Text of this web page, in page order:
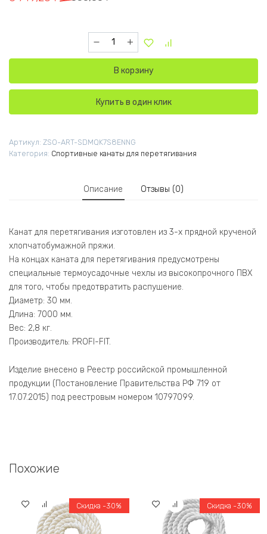
Количество товара Канат для
В корзину
Купить в один клик
Артикул: ZSO-ART-SDMQK7S8ENNG
Категория: Спортивные канаты для перетягивания
Описание Отзывы (0)
Канат для перетягивания изготовлен из 3-х прядной крученой
хлопчатобумажной пряжи.
На концах каната для перетягивания предусмотрены
специальные термоусадочные чехлы из высокопрочного ПВХ
для того, чтобы предотвратить распушение.
Диаметр: 30 мм.
Длина: 7000 мм.
Вес: 2,8 кг.
Производитель: PROFI-FIT.
Изделие внесено в Реестр российской промышленной
продукции (Постановление Правительства РФ 719 от
17.07.2015) под реестровым номером 10797099.
Похожие
Скидка -30% Скидка -30%